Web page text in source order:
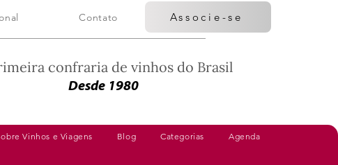
Contato Associe-se
confraria de vinhos do Brasil
Desde 1980
Vinhos e Viagens Blog Categorias Agenda